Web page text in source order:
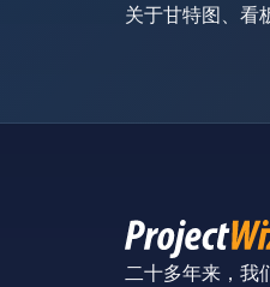
关于甘特图、看
二十多年来，我